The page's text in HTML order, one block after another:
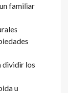
familiar
dividir los
u